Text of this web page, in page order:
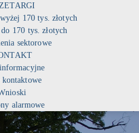
170 tys. złotych
170 tys. złotych
sektorowe
kontaktowe
alarmowe